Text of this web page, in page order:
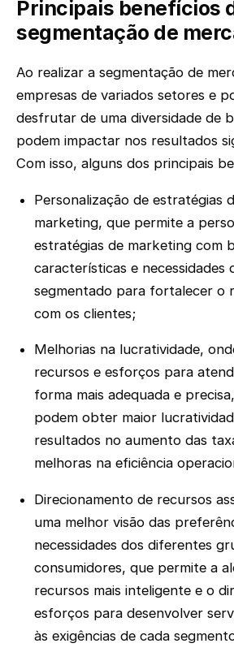
Principais benefícios
segmentação de
Ao realizar a segmentação de
empresas de variados setores e
desfrutar de uma diversidade de
podem impactar nos resultados
Com isso, alguns dos principais
Personalização de estratégias
marketing, que permite a
estratégias de marketing com
características e necessidades
segmentado para fortalecer o
com os clientes;
Melhorias na lucratividade,
recursos e esforços para
forma mais adequada e
podem obter maior
resultados no aumento das
melhoras na eficiência
Direcionamento de recursos
uma melhor visão das
necessidades dos diferentes
consumidores, que permite a
recursos mais inteligente e o
esforços para desenvolver
às exigências de cada